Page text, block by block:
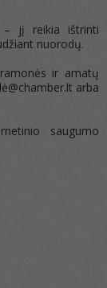
– jį reikia ištrinti
nuorodų.
ir amatų
arba
saugumo